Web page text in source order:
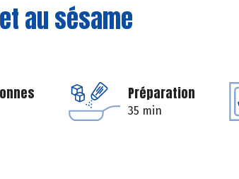
au sésame
Préparation
35 min